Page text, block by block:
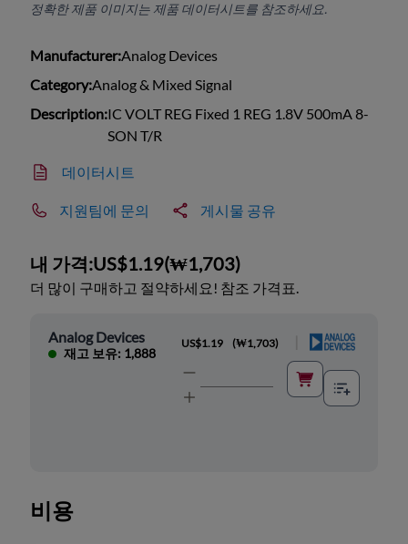
정확한 제품 이미지는 제품 데이터시트를 참조하세요.
Manufacturer:Analog Devices
Category:Analog & Mixed Signal
Description:IC VOLT REG Fixed 1 REG 1.8V 500mA 8-
SON T/R
데이터시트
지원팀에 문의 게시물 공유
내 가격:US$1.19(₩1,703)
더 많이 구매하고 절약하세요! 참조 가격표.
Analog Devices
재고 보유: 1,888
US$1.19 (₩1,703)
비용